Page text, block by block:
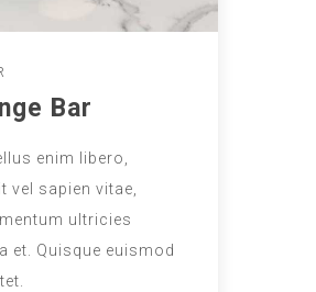
Bar
enim libero,
vel sapien vitae,
ultricies
et. Quisque euismod